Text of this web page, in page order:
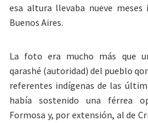
esa altura llevaba nueve
Buenos Aires.
La foto era mucho más que
qarashé (autoridad) del pueblo
referentes indígenas de las
había sostenido una férrea
Formosa y, por extensión, al de